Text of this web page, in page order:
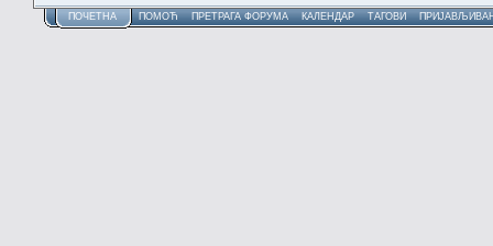
ПОЧЕТНА ПОМОЋ ПРЕТРАГА ФОРУМА КАЛЕНДАР ТАГОВИ